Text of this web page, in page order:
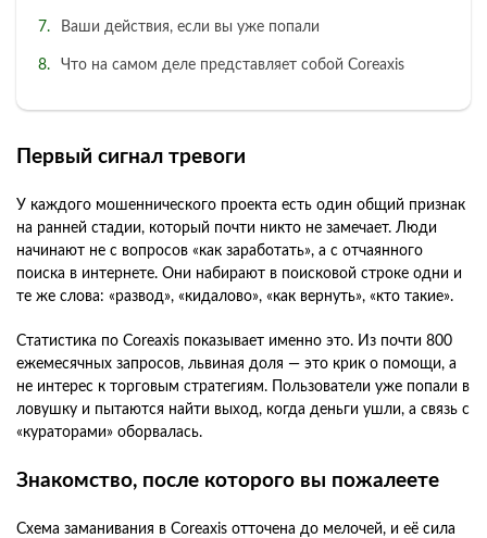
Ваши действия, если вы уже попали
Что на самом деле представляет собой Coreaxis
Первый сигнал тревоги
У каждого мошеннического проекта есть один общий признак
на ранней стадии, который почти никто не замечает. Люди
начинают не с вопросов «как заработать», а с отчаянного
поиска в интернете. Они набирают в поисковой строке одни и
те же слова: «развод», «кидалово», «как вернуть», «кто такие».
Статистика по Coreaxis показывает именно это. Из почти 800
ежемесячных запросов, львиная доля — это крик о помощи, а
не интерес к торговым стратегиям. Пользователи уже попали в
ловушку и пытаются найти выход, когда деньги ушли, а связь с
«кураторами» оборвалась.
Знакомство, после которого вы пожалеете
Схема заманивания в Coreaxis отточена до мелочей, и её сила